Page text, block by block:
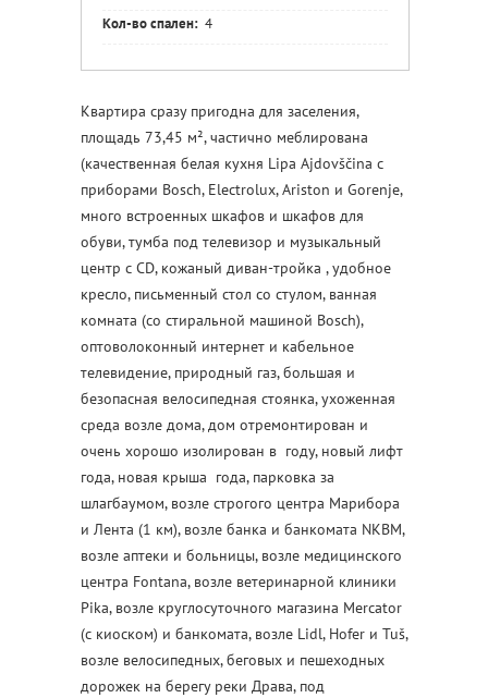
Кол-во спален: 4
Квартира сразу пригодна для заселения,
площадь 73,45 м², частично меблирована
(качественная белая кухня Lipa Ajdovščina с
приборами Bosch, Electrolux, Ariston и Gorenje,
много встроенных шкафов и шкафов для
обуви, тумба под телевизор и музыкальный
центр с CD, кожаный диван-тройка , удобное
кресло, письменный стол со стулом, ванная
комната (со стиральной машиной Bosch),
оптоволоконный интернет и кабельное
телевидение, природный газ, большая и
безопасная велосипедная стоянка, ухоженная
среда возле дома, дом отремонтирован и
очень хорошо изолирован в году, новый лифт
года, новая крыша года, парковка за
шлагбаумом, возле строгого центра Марибора
и Лента (1 км), возле банка и банкомата NKBM,
возле аптеки и больницы, возле медицинского
центра Fontana, возле ветеринарной клиники
Pika, возле круглосуточного магазина Mercator
(с киоском) и банкомата, возле Lidl, Hofer и Tuš,
возле велосипедных, беговых и пешеходных
дорожек на берегу реки Драва, под